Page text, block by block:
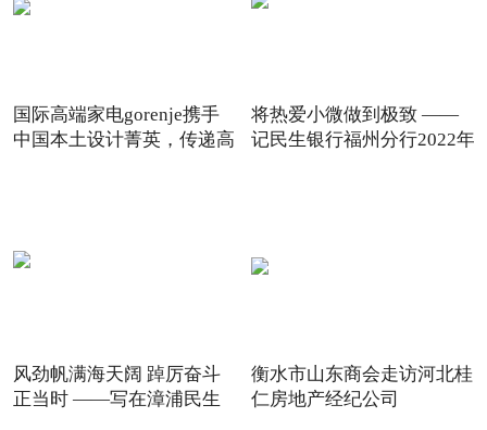
国际高端家电gorenje携手
中国本土设计菁英，传递高
将热爱小微做到极致 ——
记民生银行福州分行2022年
风劲帆满海天阔 踔厉奋斗
正当时 ——写在漳浦民生
衡水市山东商会走访河北桂
仁房地产经纪公司